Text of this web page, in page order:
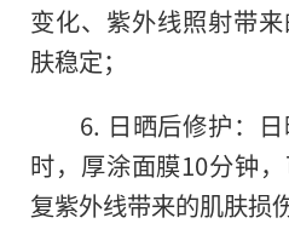
变化、紫外线照射带
肤稳定；
6. 日晒后修护：
时，厚涂面膜10分钟
复紫外线带来的肌肤损